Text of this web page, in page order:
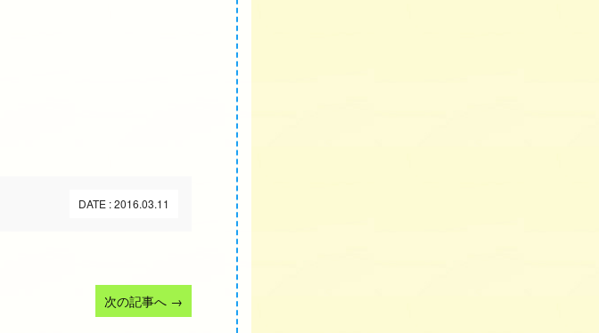
DATE : 2016.03.11
次の記事へ →